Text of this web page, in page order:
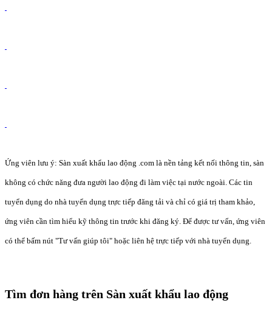
Ứng viên lưu ý: Sàn xuất khẩu lao động .com là nền tảng kết nối thông tin, sàn
không có chức năng đưa người lao động đi làm việc tại nước ngoài. Các tin
tuyển dụng do nhà tuyển dụng trực tiếp đăng tải và chỉ có giá trị tham khảo,
ứng viên cần tìm hiểu kỹ thông tin trước khi đăng ký. Để được tư vấn, ứng viên
có thể bấm nút "Tư vấn giúp tôi" hoặc liên hệ trực tiếp với nhà tuyển dụng.
Tìm đơn hàng trên Sàn xuất khẩu lao động